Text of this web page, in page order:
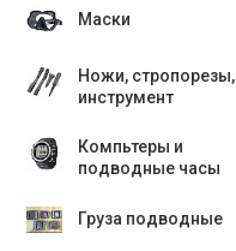
Маски
Ножи, стропорезы,
инструмент
Компьтеры и
подводные часы
Груза подводные